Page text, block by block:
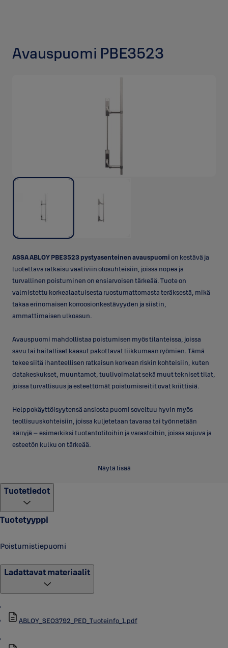
Avauspuomi PBE3523
ASSA ABLOY PBE3523 pystyasenteinen avauspuomion kestävä ja
luotettava ratkaisu vaativiin olosuhteisiin, joissa nopea ja
turvallinen poistuminen on ensiarvoisen tärkeää. Tuote on
valmistettu korkealaatuisesta ruostumattomasta teräksestä, mikä
takaa erinomaisen korroosionkestävyyden ja siistin,
ammattimaisen ulkoasun.
Avauspuomi mahdollistaa poistumisen myös tilanteissa, joissa
savu tai haitalliset kaasut pakottavat liikkumaan ryömien. Tämä
tekee siitä ihanteellisen ratkaisun korkean riskin kohteisiin, kuten
datakeskukset, muuntamot, tuulivoimalat sekä muut tekniset tilat,
joissa turvallisuus ja esteettömät poistumisreitit ovat kriittisiä.
Helppokäyttöisyytensä ansiosta puomi soveltuu hyvin myös
teollisuuskohteisiin, joissa kuljetetaan tavaraa tai työnnetään
kärryjä – esimerkiksi tuotantotiloihin ja varastoihin, joissa sujuva ja
esteetön kulku on tärkeää.
Tuote on testattu SS 3523:2022 -standardin
vaatimukset ulospäin avautuvien ovien hätäavauslaitteille
muuntamo- ja sähköasematiloissa. (SS 3523:2022 Building
hardware – Emergency opening devices for outwards doors in
switchgear rooms).
hyväksyntää.
Näytä lisää
Tuotetiedot
Tuotetyyppi
Poistumistiepuomi
Ladattavat materiaalit
ABLOY_SEO3792_PED_Tuoteinfo_1.pdf